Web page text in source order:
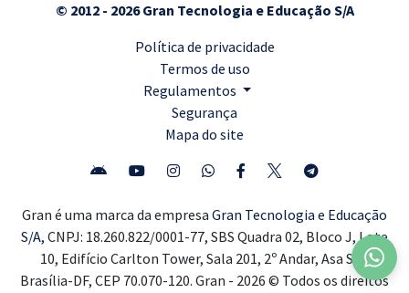
© 2012 - 2026 Gran Tecnologia e Educação S/A
Política de privacidade
Termos de uso
Regulamentos
Segurança
Mapa do site
Gran é uma marca da empresa Gran Tecnologia e Educação
S/A, CNPJ: 18.260.822/0001-77, SBS Quadra 02, Bloco J, Lote
10, Edifício Carlton Tower, Sala 201, 2º Andar, Asa Sul,
Brasília-DF, CEP 70.070-120. Gran - 2026 © Todos os direitos